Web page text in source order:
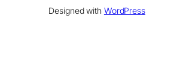
Designed with WordPress